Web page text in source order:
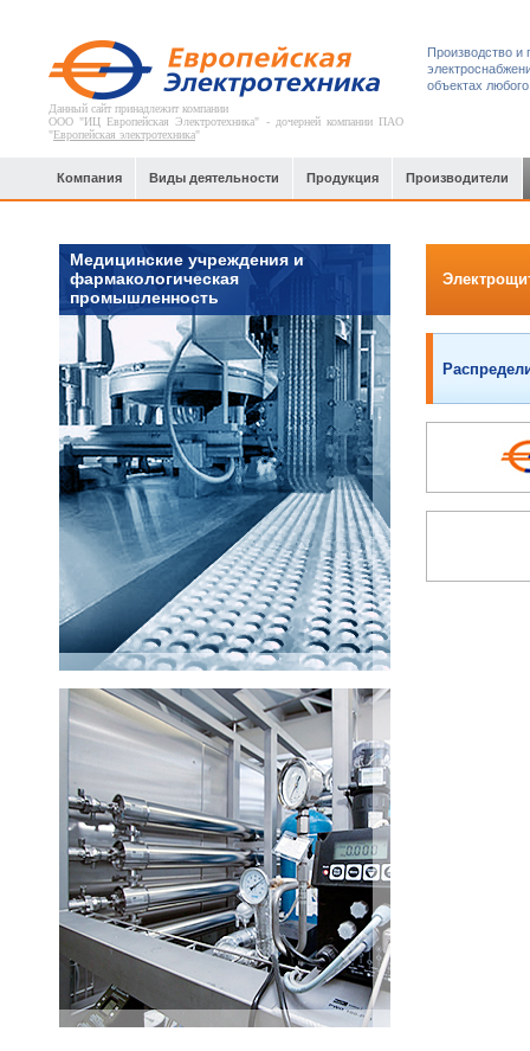
Данный сайт принадлежит компании
ООО "ИЦ Европейская Электротехника" - дочерней компании ПАО
"Европейская электротехника"
Производство и
объектах
Компания Виды деятельности Продукция Производители
Медицинские учреждения и
фармакологическая
промышленность